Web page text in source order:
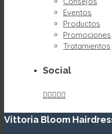
Eventos
Productos
Promociones
Tratamientos
Social

Vittoria Bloom